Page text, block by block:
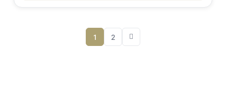
1 2